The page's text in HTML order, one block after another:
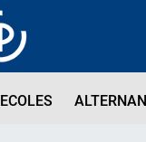
ECOLES